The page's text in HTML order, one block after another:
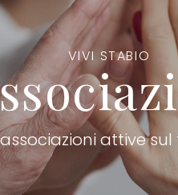
VIVI STABIO
attive